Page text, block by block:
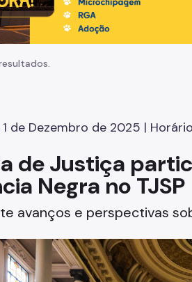
de Dezembro de 2025 |
de Justiça
Negra no TJSP
avanços e perspectivas